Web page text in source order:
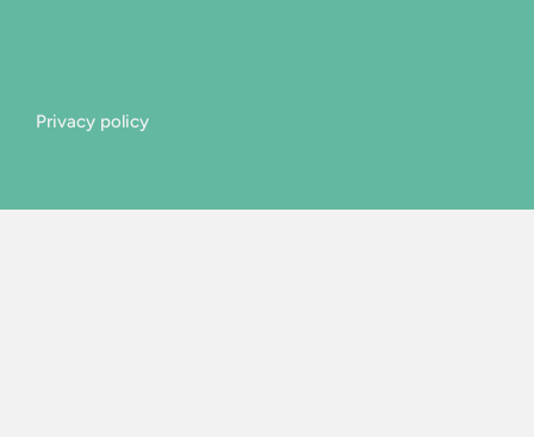
Privacy policy